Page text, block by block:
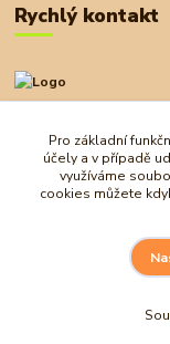
Rychlý kontakt
+420 727 972 830
Pro základní
účely a v případě
využíváme
cookies můžete